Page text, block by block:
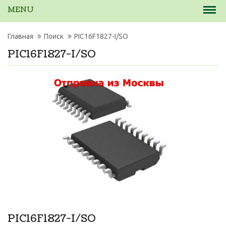
MENU
PIC16F1827-I/SO
Главная Поиск PIC16F1827-I/SO
PIC16F1827-I/SO